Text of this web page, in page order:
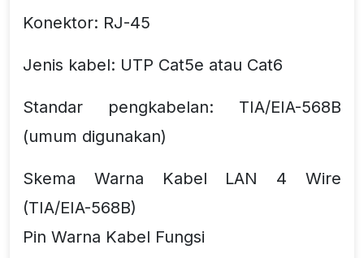
Konektor: RJ-45
Jenis kabel: UTP Cat5e atau Cat6
Standar pengkabelan: TIA/EIA-568B
(umum digunakan)
Skema Warna Kabel LAN 4 Wire
(TIA/EIA-568B)
Pin Warna Kabel Fungsi